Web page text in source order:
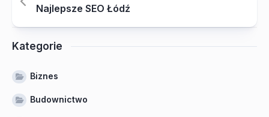
Najlepsze SEO Łódź
Kategorie
Biznes
Budownictwo